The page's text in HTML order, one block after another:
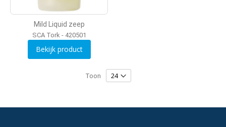
Mild Liquid zeep
SCA Tork - 420501
Bekijk product
Toon